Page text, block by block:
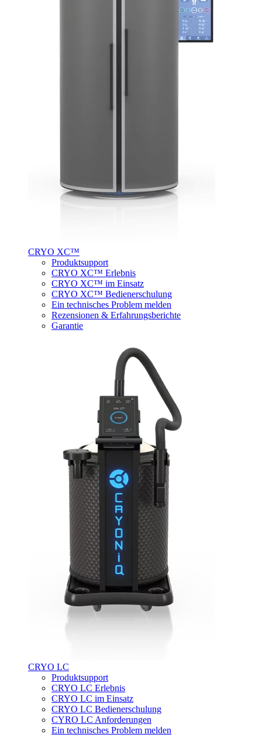
CRYO XC™
Produktsupport
CRYO XC™ Erlebnis
CRYO XC™ im Einsatz
CRYO XC™ Bedienerschulung
Ein technisches Problem melden
Rezensionen & Erfahrungsberichte
Garantie
CRYO LC
Produktsupport
CRYO LC Erlebnis
CRYO LC im Einsatz
CRYO LC Bedienerschulung
CYRO LC Anforderungen
Ein technisches Problem melden